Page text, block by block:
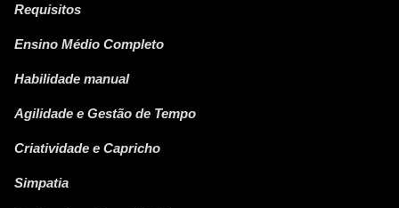
Requisitos
Ensino Médio Completo
Habilidade manual
Agilidade e Gestão de Tempo
Criatividade e Capricho
Simpatia